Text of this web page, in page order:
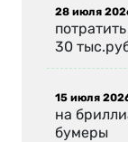
28 июля
30
15 июля
на
бумеры